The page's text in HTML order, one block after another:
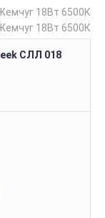
СЛЛ 018